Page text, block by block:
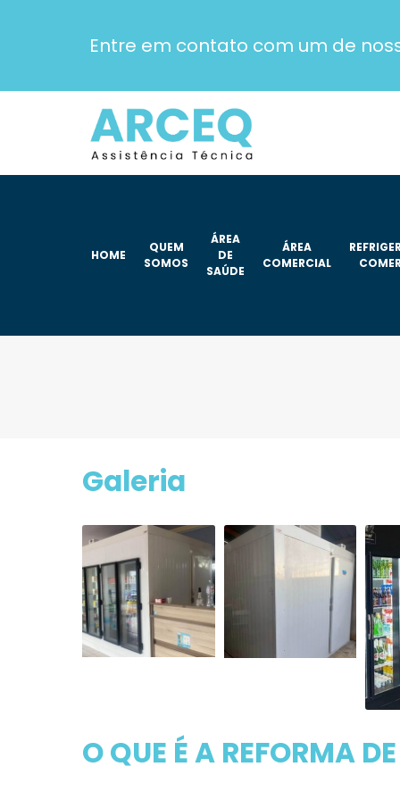
Entre em contato com um de
HOME
QUEM
SOMOS
ÁREA
DE
SAÚDE
ÁREA
COMERCIAL
Galeria
O QUE É A REFORMA